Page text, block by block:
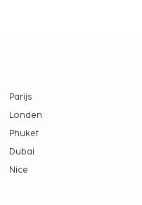
Parijs
Londen
Phuket
Dubai
Nice